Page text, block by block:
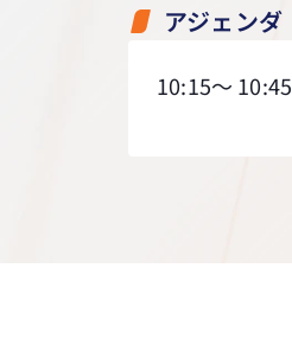
アジェンダ
10:15～ 10:45